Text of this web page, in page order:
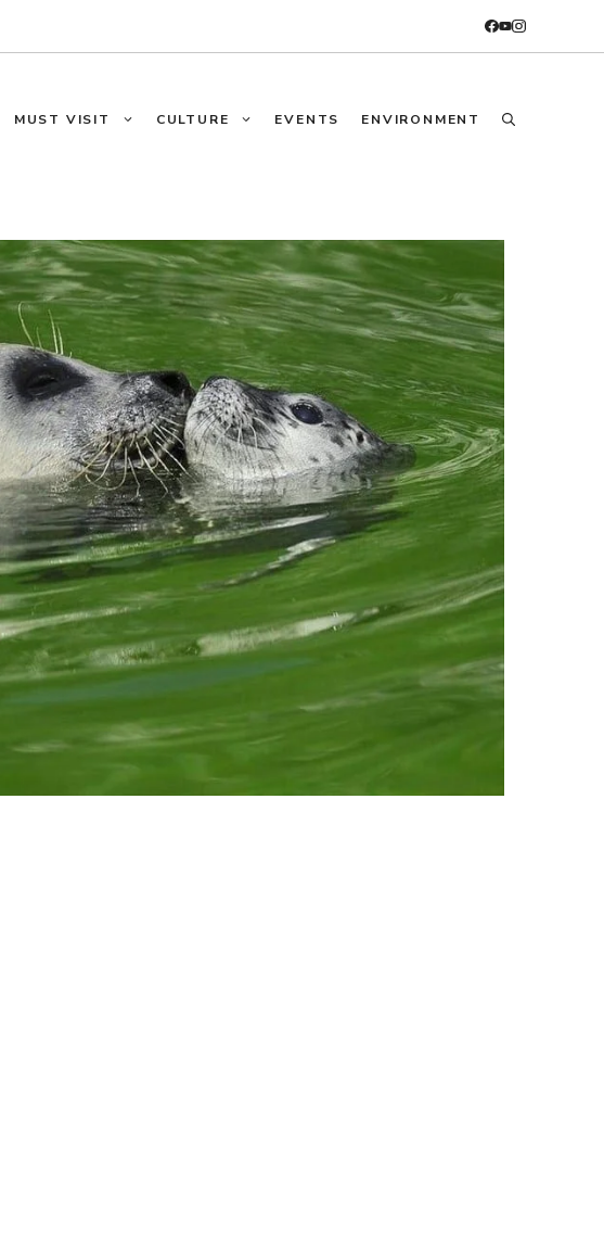
MUST VISIT CULTURE EVENTS ENVIRONMENT